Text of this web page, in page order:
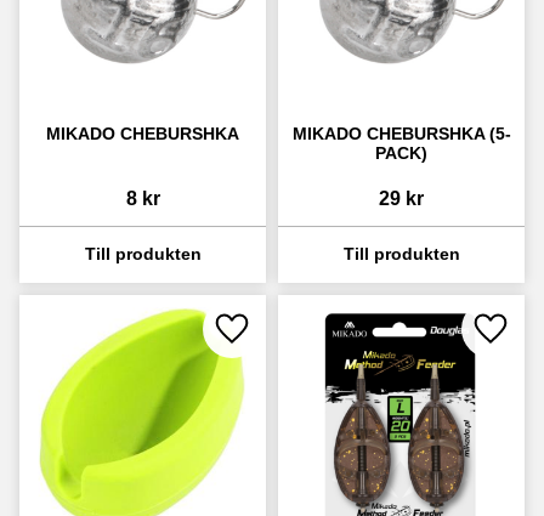
MIKADO CHEBURSHKA
8kr
MIKADO CHEBURSHKA (5-
PACK)
29 kr
Lägg till i favoriter Lägg